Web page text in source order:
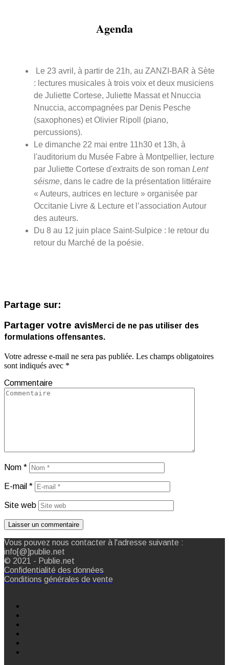
Agenda
Le 23 avril, à partir de 21h, au ZANZI-BAR à Sète
: lectures musicales à trois voix et deux musiciens
de Juliette Cortese, Juliette Massat et Nnuccia
Nnuccia, accompagnées par Denis Pesche
(saxophones) et Olivier Ripoll (piano,
percussions).
Le dimanche 22 mai entre 11h30 et 13h, à
l'auditorium du Musée Fabre à Montpellier, lecture
par Juliette Cortese d'extraits de son roman Lent
séisme, dans le cadre de la présentation littéraire
« Auteurs, autrices en lecture » organisée par
Occitanie Livre & Lecture et l’association Autour
des auteurs.
Du 8 au 12 juin place Saint-Sulpice : le retour du
retour du Marché de la poésie.
Partage sur:
Partager votre avisMerci de ne pas utiliser des
formulations offensantes.
Votre adresse e-mail ne sera pas publiée. Les champs obligatoires
sont indiqués avec *
Commentaire
Nom *
E-mail *
Site web
Vous pouvez nous contacter à l'adresse suivante :
info[@]publie.net
© 2021 - Publie.net
Confidentialité des données
Conditions générales de vente